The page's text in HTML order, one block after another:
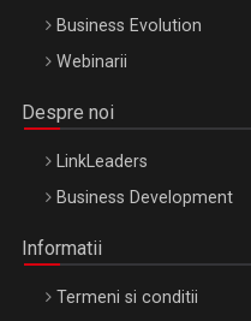
Business Evolution
Webinarii
Despre noi
LinkLeaders
Business Development
Informatii
Termeni si conditii